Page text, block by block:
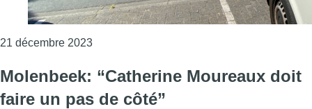
21 décembre 2023Consulter l'article "28 ordinateurs portables
Molenbeek: “Catherine Moureaux doit
faire un pas de côté”